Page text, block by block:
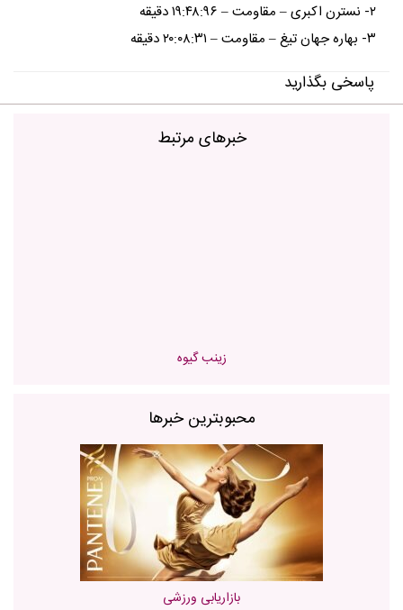
۲- نسترن اکبری – مقاومت – ۱۹:۴۸:۹۶ دقیقه
۳- بهاره جهان تیغ – مقاومت – ۲۰:۰۸:۳۱ دقیقه
پاسخی بگذارید
خبرهای مرتبط
زینب گیوه
محبوبترین خبرها
بازاریابی ورزشی